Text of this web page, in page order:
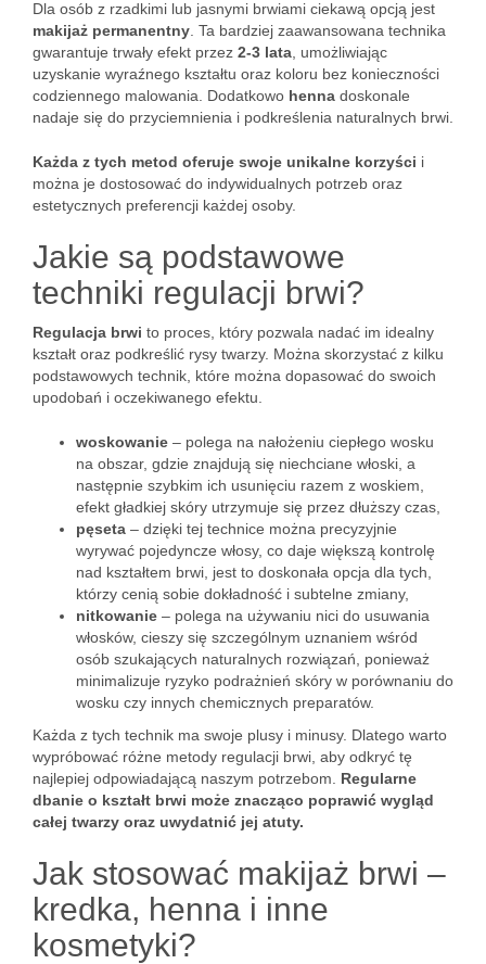
Dla osób z rzadkimi lub jasnymi brwiami ciekawą opcją jest
makijaż permanentny . Ta bardziej zaawansowana technika
gwarantuje trwały efekt przez 2-3 lata , umożliwiając
uzyskanie wyraźnego kształtu oraz koloru bez konieczności
codziennego malowania. Dodatkowo henna doskonale
nadaje się do przyciemnienia i podkreślenia naturalnych brwi.
Każda z tych metod oferuje swoje unikalne korzyści i
można je dostosować do indywidualnych potrzeb oraz
estetycznych preferencji każdej osoby.
Jakie są podstawowe
techniki regulacji brwi?
Regulacja brwi to proces, który pozwala nadać im idealny
kształt oraz podkreślić rysy twarzy. Można skorzystać z kilku
podstawowych technik, które można dopasować do swoich
upodobań i oczekiwanego efektu.
woskowanie – polega na nałożeniu ciepłego wosku
na obszar, gdzie znajdują się niechciane włoski, a
następnie szybkim ich usunięciu razem z woskiem,
efekt gładkiej skóry utrzymuje się przez dłuższy czas,
pęseta – dzięki tej technice można precyzyjnie
wyrywać pojedyncze włosy, co daje większą kontrolę
nad kształtem brwi, jest to doskonała opcja dla tych,
którzy cenią sobie dokładność i subtelne zmiany,
nitkowanie – polega na używaniu nici do usuwania
włosków, cieszy się szczególnym uznaniem wśród
osób szukających naturalnych rozwiązań, ponieważ
minimalizuje ryzyko podrażnień skóry w porównaniu do
wosku czy innych chemicznych preparatów.
Każda z tych technik ma swoje plusy i minusy. Dlatego warto
wypróbować różne metody regulacji brwi, aby odkryć tę
najlepiej odpowiadającą naszym potrzebom. Regularne
dbanie o kształt brwi może znacząco poprawić wygląd
całej twarzy oraz uwydatnić jej atuty.
Jak stosować makijaż brwi –
kredka, henna i inne
kosmetyki?